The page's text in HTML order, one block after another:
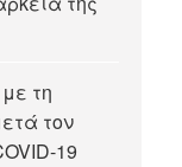
τη
τον
19